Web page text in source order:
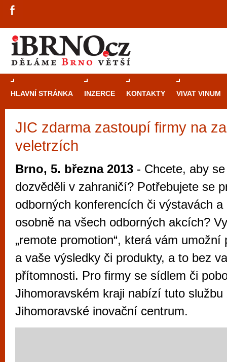
HLAVNÍ STRÁNKA INZERCE KONTAKTY VIVAT VINUM
JIC zdarma zastoupí firmy na
veletrzích
Brno, 5. března 2013 - Chcete, aby
dozvěděli v zahraničí? Potřebujete se
odborných konferencích či výstavách
osobně na všech odborných akcích?
„remote promotion“, která vám umožní
a vaše výsledky či produkty, a to bez
přítomnosti. Pro firmy se sídlem či
Jihomoravském kraji nabízí tuto službu
Jihomoravské inovační centrum.
Průvodce
Brno je
zajímavé
restaurace,
Mimo jiné je ale také místem, kde si
vyzkoušet různé kasinové hry. V
metropoli naleznete širokou nabídku her
po moderní automaty jak pro pravidelné
příležitostné hráče. V...